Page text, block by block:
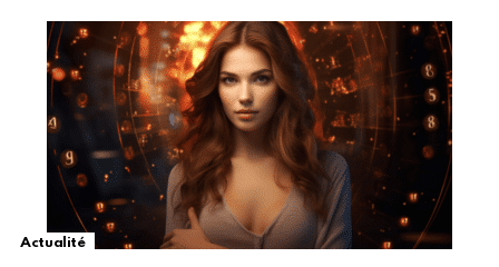
Actualité